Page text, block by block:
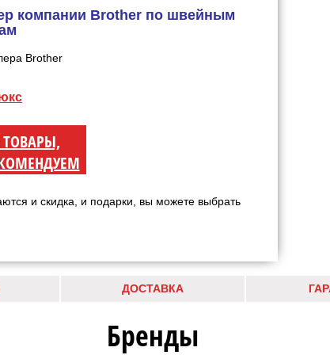
компании Brother по швейным
ТОВАРЫ,
и скидка, и подарки, вы можете выбрать
ДОСТАВКА
Бренды